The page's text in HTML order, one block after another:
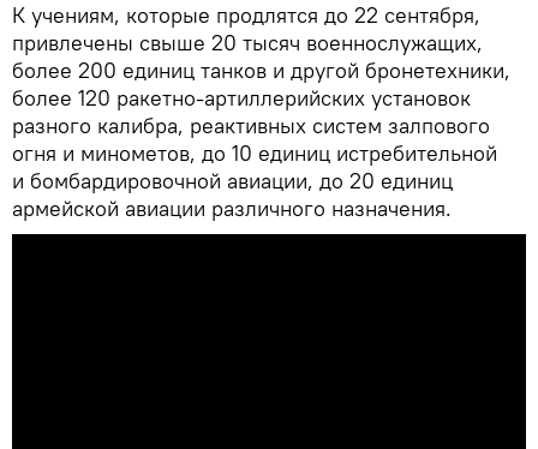
К учениям, которые продлятся до 22 сентября,
привлечены свыше 20 тысяч военнослужащих,
более 200 единиц танков и другой бронетехники,
более 120 ракетно-артиллерийских установок
разного калибра, реактивных систем залпового
огня и минометов, до 10 единиц истребительной
и бомбардировочной авиации, до 20 единиц
армейской авиации различного назначения.